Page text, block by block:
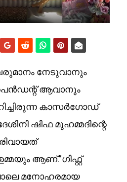
നേടുവാനും
ആവാനും
കാസർഗോഡ്
ഷിഫ മുഹമ്മദിന്റെ
ആണ്.”ഗിഫ്റ്റ്
മനോഹരമായ